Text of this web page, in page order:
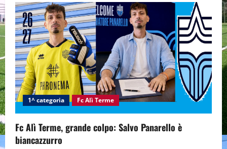
g
a
t
i
o
n
1^ categoria Fc Alì Terme
Fc Alì Terme, grande colpo: Salvo Panarello è
biancazzurro